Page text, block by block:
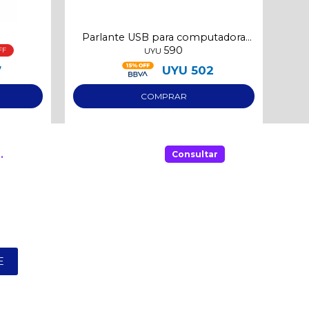
Parlante USB para computadora
3W
UYU 590
UYU 502
Consultar